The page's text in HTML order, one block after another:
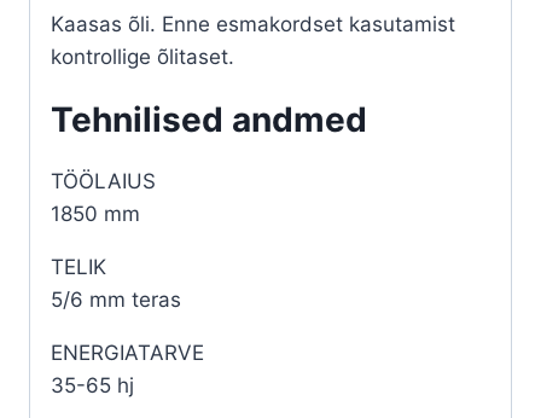
Kaasas õli. Enne esmakordset kasutamist
kontrollige õlitaset.
Tehnilised andmed
TÖÖLAIUS
1850 mm
TELIK
5/6 mm teras
ENERGIATARVE
35-65 hj